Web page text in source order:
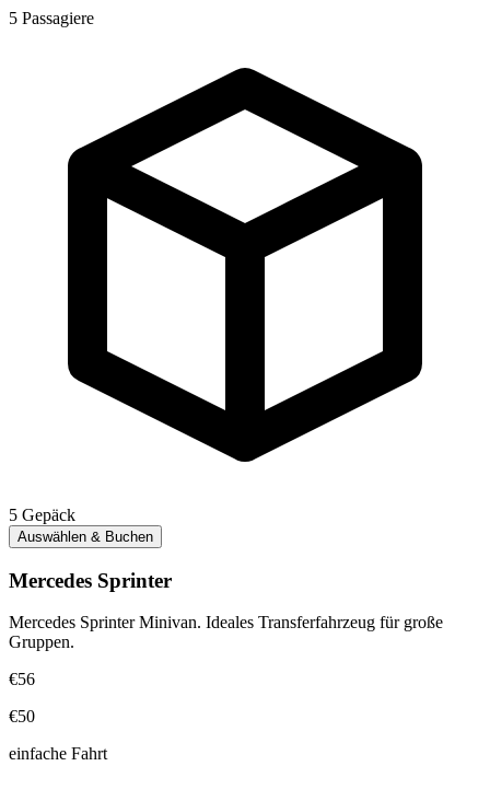
5 Passagiere
5 Gepäck
Auswählen & Buchen
Mercedes Sprinter
Mercedes Sprinter Minivan. Ideales Transferfahrzeug für große
Gruppen.
€56
€50
einfache Fahrt